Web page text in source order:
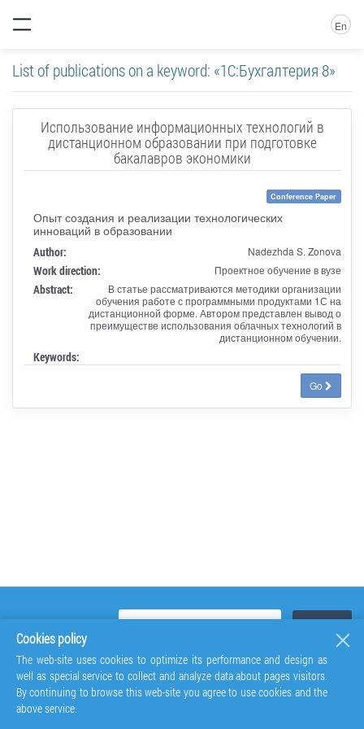
En
List of publications on a keyword: «1С:Бухгалтерия 8»
Использование информационных технологий в
дистанционном образовании при подготовке
бакалавров экономики
Conference Paper
Опыт создания и реализации технологических
инноваций в образовании
Author: Nadezhda S. Zonova
Work direction: Проектное обучение в вузе
Abstract:
В статье рассматриваются методики организации
обучения работе с программными продуктами 1С на
дистанционной форме. Автором представлен вывод о
преимуществе использования облачных технологий в
дистанционном обучении.
Keywords:
Go
Cookies policy
The web-site uses cookies to optimize its performance and design as
well as special service to collect and analyze data about pages visitors.
By continuing to browse this web-site you agree to use cookies and the
above service.